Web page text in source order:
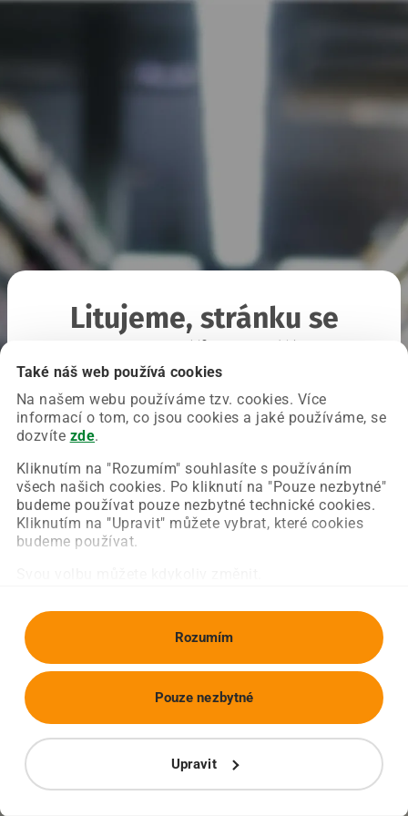
Také náš web používá cookies
Na našem webu používáme tzv. cookies. Více
informací o tom, co jsou cookies a jaké používáme, se
dozvíte zde.
Kliknutím na "Rozumím" souhlasíte s používáním
všech našich cookies. Po kliknutí na "Pouze nezbytné"
budeme používat pouze nezbytné technické cookies.
Kliknutím na "Upravit" můžete vybrat, které cookies
budeme používat.
Rozumím
Upravit
Pouze nezbytné
Litujeme, stránku se
Chyba nastala na naší straně a už ji opravujeme.
Zkuste prosím znovu načíst požadovanou stránku.
Obnovit stránku Úvodní strana